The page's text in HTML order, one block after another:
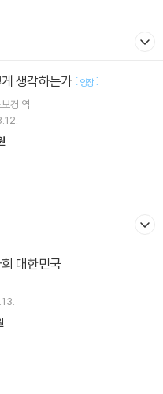
생각하는가 [ 양장]
보경 역
대한민국